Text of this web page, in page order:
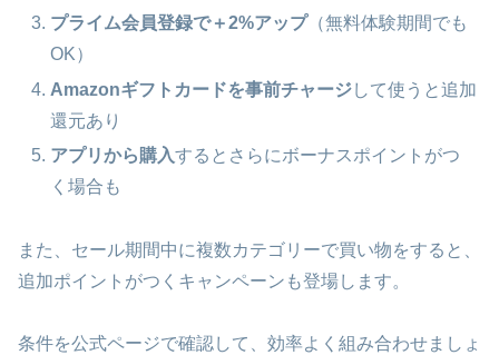
プライム会員登録で＋2%アップ（無料体験期間でも
OK）
Amazonギフトカードを事前チャージして使うと追加
還元あり
アプリから購入するとさらにボーナスポイントがつ
く場合も
また、セール期間中に複数カテゴリーで買い物をすると、
追加ポイントがつくキャンペーンも登場します。
条件を公式ページで確認して、効率よく組み合わせましょ